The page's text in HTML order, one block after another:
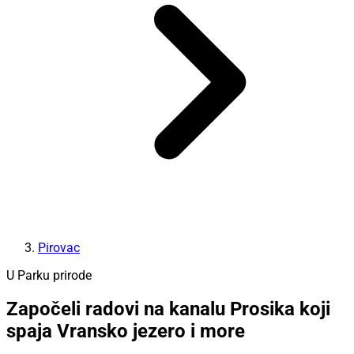
Pirovac
U Parku prirode
Započeli radovi na kanalu Prosika koji
spaja Vransko jezero i more